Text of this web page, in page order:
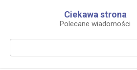
Ciekawa strona
Polecane wiadomości